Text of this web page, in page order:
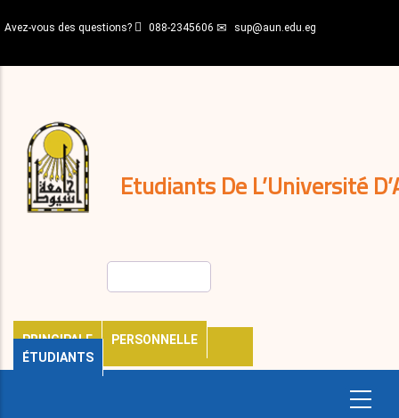
au
principal
Avez-vous des questions? 088-2345606 sup@aun.edu.eg
Etudiants De L’Université
PRINCIPALE
PERSONNELLE
ÉTUDIANTS
décisions
Expatriés
Journal